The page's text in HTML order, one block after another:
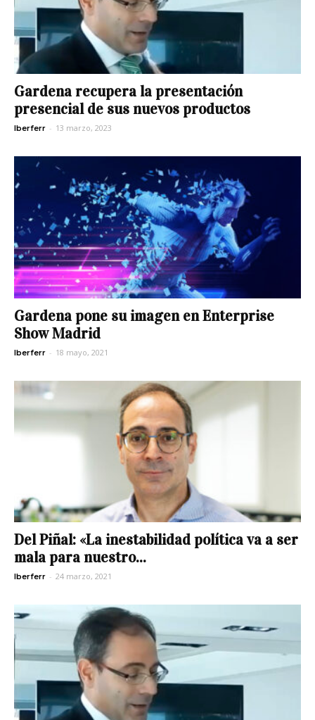
Gardena recupera la presentación
presencial de sus nuevos productos
Iberferr - 13 marzo, 2023
Gardena pone su imagen en Enterprise
Show Madrid
Iberferr - 18 mayo, 2021
Del Piñal: «La inestabilidad política va a ser
mala para nuestro...
Iberferr - 24 marzo, 2021